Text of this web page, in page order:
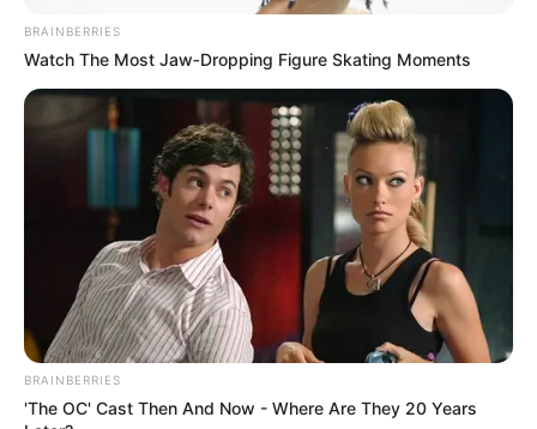
BRAINBERRIES
Watch The Most Jaw‑Dropping Figure Skating Moments
BRAINBERRIES
'The OC' Cast Then And Now - Where Are They 20 Years